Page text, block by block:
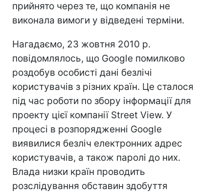
прийнято через те, що компанія не
виконала вимоги у відведені терміни.
Нагадаємо, 23 жовтня 2010 р.
повідомлялось, що Google помилково
роздобув особисті дані безлічі
користувачів з різних країн. Це сталося
під час роботи по збору інформації для
проекту цієї компанії Street View. У
процесі в розпорядженні Google
виявилися безліч електронних адрес
користувачів, а також паролі до них.
Влада низки країн проводить
розслідування обставин здобуття